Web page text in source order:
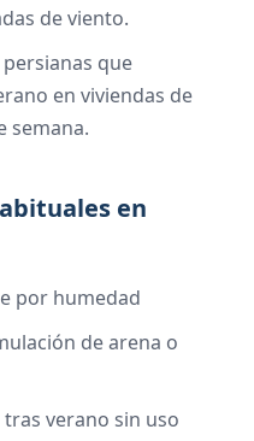
de viento.
que
en viviendas de
semana.
en
por humedad
de arena o
verano sin uso